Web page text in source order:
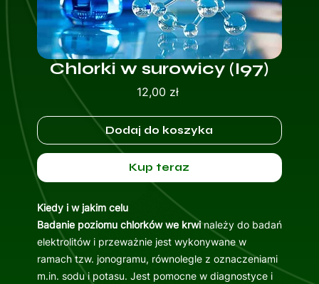
Chlorki w surowicy (I97)
12,00 złCena
Dodaj do koszyka
Kup teraz
Kiedy i w jakim celu
Badanie poziomu chlorków we krwinależy do badań
elektrolitów i przeważnie jest wykonywane w
ramach tzw. jonogramu, równolegle z oznaczeniami
m.in. sodu i potasu. Jest pomocne w diagnostyce i